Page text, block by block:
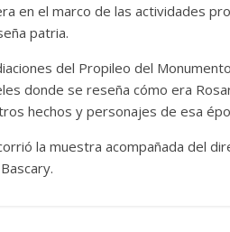
en el marco de las actividades
patria.
del Propileo del
donde se reseña cómo era
hechos y personajes de esa
la muestra acompañada del